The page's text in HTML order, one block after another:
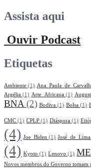
Assista aqui
Ouvir Podcast
Etiquetas
Ambiente (1)
Argélia (1) Arte_Africana (1)
BNA (2) Bodiva (1) Bolsa (1)
CMC (1) CPLP (1) Diáspora (1)
(4) Joe_Biden (1)
(4) Kyoto (1) Lenovo (1)
Novos membros do Governo tomam